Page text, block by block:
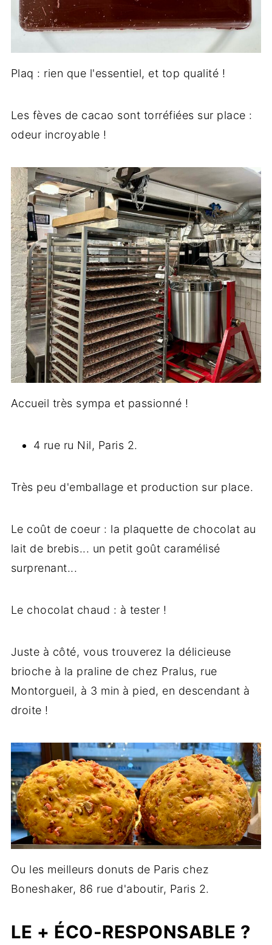
Plaq : rien que l'essentiel, et top qualité !
Les fèves de cacao sont torréfiées sur place :
odeur incroyable !
Accueil très sympa et passionné !
4 rue ru Nil, Paris 2.
Très peu d'emballage et production sur place.
Le coût de coeur : la plaquette de chocolat au
lait de brebis... un petit goût caramélisé
surprenant...
Le chocolat chaud : à tester !
Juste à côté, vous trouverez la délicieuse
brioche à la praline de chez Pralus, rue
Montorgueil, à 3 min à pied, en descendant à
droite !
Ou les meilleurs donuts de Paris chez
Boneshaker, 86 rue d'aboutir, Paris 2.
LE + ÉCO-RESPONSABLE ?